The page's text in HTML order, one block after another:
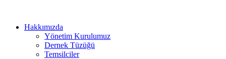
Hakkımızda
Yönetim Kurulumuz
Dernek Tüzüğü
Temsilciler